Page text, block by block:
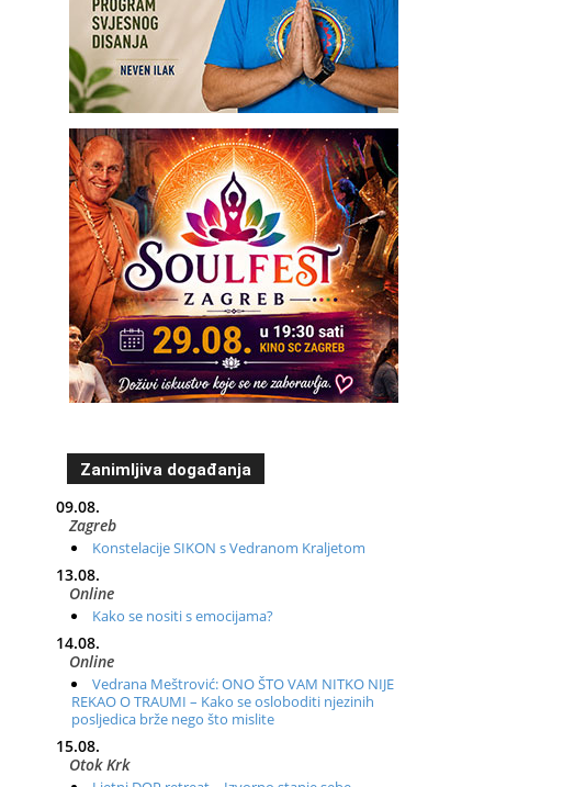
Zanimljiva događanja
09.08.
Zagreb
Konstelacije SIKON s Vedranom Kraljetom
13.08.
Online
Kako se nositi s emocijama?
14.08.
Online
Vedrana Meštrović: ONO ŠTO VAM NITKO NIJE
REKAO O TRAUMI – Kako se osloboditi njezinih
posljedica brže nego što mislite
15.08.
Otok Krk